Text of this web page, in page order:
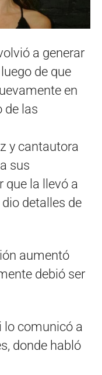
a generar
de que
en
de las
y cantautora
sus
que la llevó a
detalles de
aumentó
debió ser
lo comunicó a
donde habló